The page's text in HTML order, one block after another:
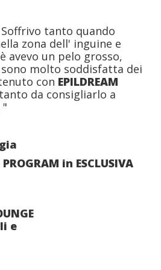
tanto quando
zona dell' inguine e
avevo un pelo grosso,
molto soddisfatta dei
con EPILDREAM
tanto da consigliarlo a
"
PROGRAM in ESCLUSIVA
e